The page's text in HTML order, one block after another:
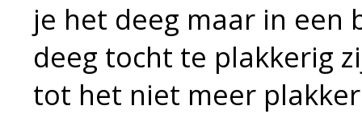
je het deeg maar in een
deeg tocht te plakkerig
tot het niet meer